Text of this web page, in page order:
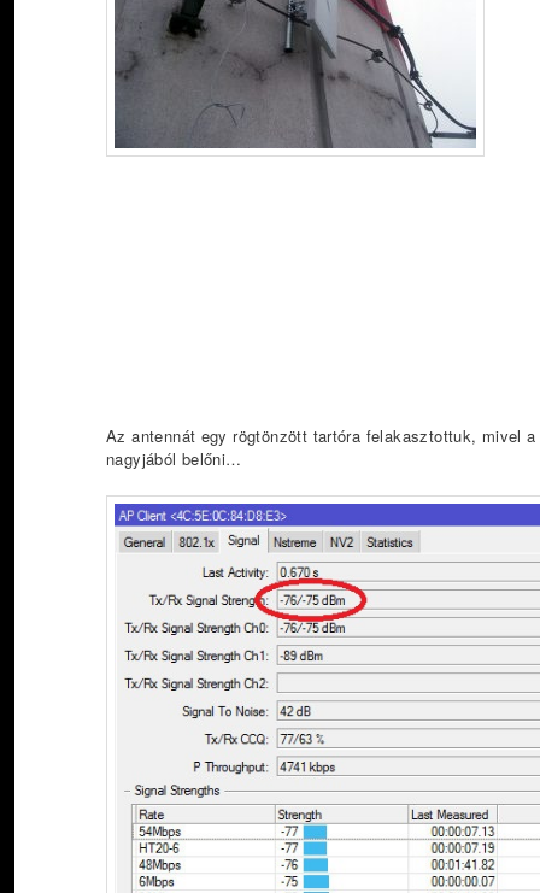
Az antennát egy rögtönzött tartóra felakasztottuk, mivel
nagyjából belőni…